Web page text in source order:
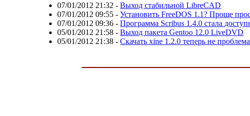
07/01/2012 21:32 -Выход стабильной LibreCAD
07/01/2012 09:55 -Установить FreeDOS 1.1? Проще
07/01/2012 09:36 -Программа Scribus 1.4.0 стала
05/01/2012 21:58 -Выход пакета Gentoo 12.0 LiveDVD
05/01/2012 21:38 -Скачать xine 1.2.0 теперь не проблема